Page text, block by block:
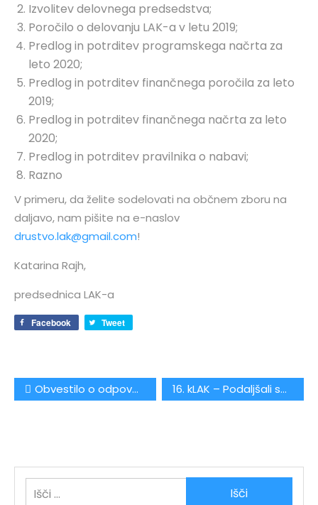
Izvolitev delovnega predsedstva;
Poročilo o delovanju LAK-a v letu 2019;
Predlog in potrditev programskega načrta za
leto 2020;
Predlog in potrditev finančnega poročila za leto
2019;
Predlog in potrditev finančnega načrta za leto
2020;
Predlog in potrditev pravilnika o nabavi;
Razno
V primeru, da želite sodelovati na občnem zboru na
daljavo, nam pišite na e-naslov
drustvo.lak@gmail.com!
Katarina Rajh,
predsednica LAK-a
Facebook Tweet
Navigacija
prispevka
Obvestilo o odpovedi uradnih ur in vseh dogodkov LAK-a do nadaljnjega 16. kLAK – Podaljšali smo rok za oddajo fotografij – do 30. aprila 2020!